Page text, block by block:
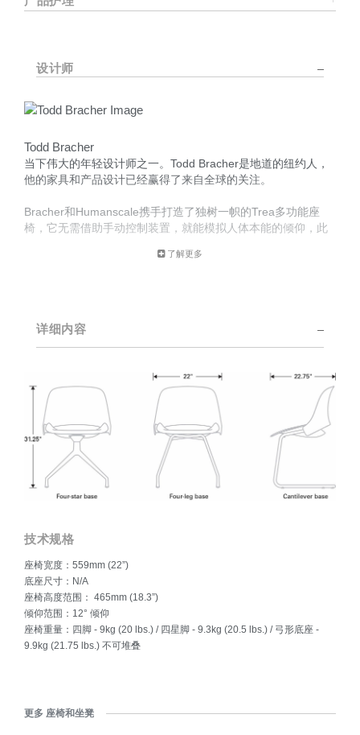
设计师
Todd Bracher
当下伟大的年轻设计师之一。Todd Bracher是地道的纽约人，
他的家具和产品设计已经赢得了来自全球的关注。
Bracher和Humanscale携手打造了独树一帜的Trea多功能座
椅，它无需借助手动控制装置，就能模拟人体本能的倾仰，此
国际当代家具展（New York’s International Contemporary
经验，曾在英国Tom Dixon设计事务所任职，在法国国立高等
工业设计学院作为设计学教授教过书，并且在斯堪的纳维亚的
奢侈品品牌乔治杰生（Georg Jensen）担任过创意总监。
游历海外十载之后，Bracher于2007年回到纽约，并在布鲁克
林创建了Todd Bracher工作室。
了解更多
详细内容
技术规格
座椅宽度：559mm (22”)
底座尺寸：N/A
座椅高度范围： 465mm (18.3”)
倾仰范围：12° 倾仰
座椅重量：四脚 - 9kg (20 lbs.) / 四星脚 - 9.3kg (20.5 lbs.) / 弓形底座 -
9.9kg (21.75 lbs.) 不可堆叠
更多 座椅和坐凳